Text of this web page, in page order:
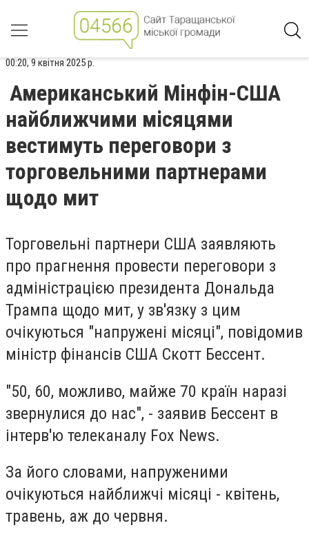
00:20, 9 квітня 2025 р.
Американський Мінфін-США
найближчими місяцями
вестимуть переговори з
торговельними партнерами
щодо мит
Торговельні партнери США заявляють
про прагнення провести переговори з
адміністрацією президента Дональда
Трампа щодо мит, у зв'язку з цим
очікуються "напружені місяці", повідомив
міністр фінансів США Скотт Бессент.
"50, 60, можливо, майже 70 країн наразі
звернулися до нас", - заявив Бессент в
інтерв'ю телеканалу Fox News.
За його словами, напруженими
очікуються найближчі місяці - квітень,
травень, аж до червня.